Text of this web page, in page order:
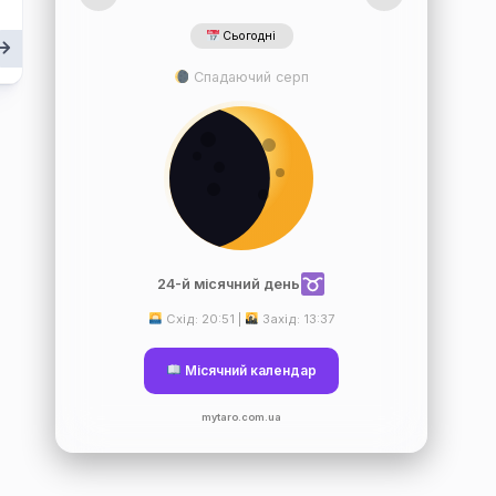
Сьогодні
Спадаючий серп
24-й місячний день
Схід: 20:51 | Захід: 13:37
Місячний календар
mytaro.com.ua